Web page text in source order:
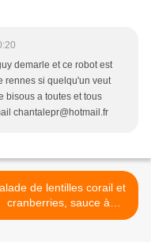
demarle et ce robot est
rennes si quelqu'un veut
bisous a toutes et tous
chantalepr@hotmail.fr
de lentilles corail et
cranberries, sauce à
l'orange >